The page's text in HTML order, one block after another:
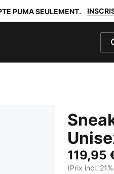
PUMA SEULEMENT.
119,95
(Prix incl.